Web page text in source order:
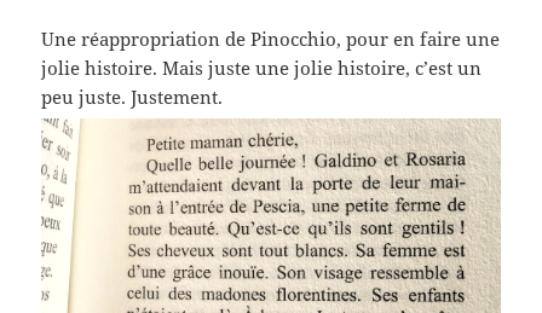
Une réappropriation de Pinocchio, pour en faire une
jolie histoire. Mais juste une jolie histoire, c’est un
peu juste. Justement.